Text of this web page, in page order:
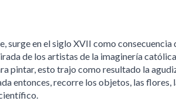
en el siglo XVII como consecuencia
de los artistas de la imaginería
pintar, esto trajo como resultado la
entonces, recorre los objetos, las flores,